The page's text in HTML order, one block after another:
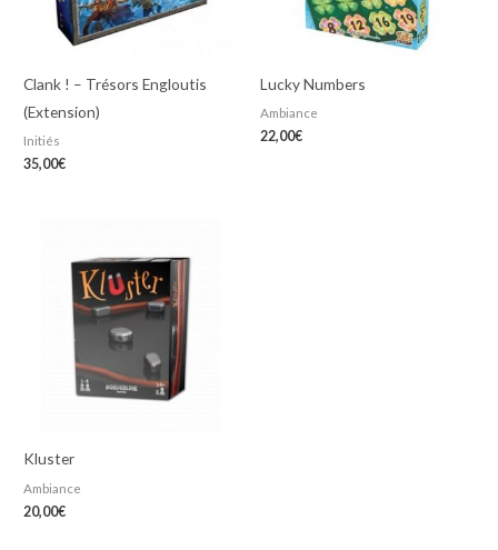
Clank ! – Trésors Engloutis
(Extension)
Initiés
35,00€
Lucky Numbers
Ambiance
22,00€
Kluster
Ambiance
20,00€